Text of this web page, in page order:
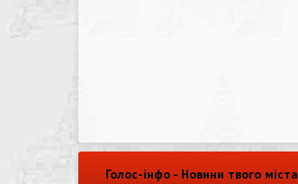
Голос-інфо - Новини твого міста